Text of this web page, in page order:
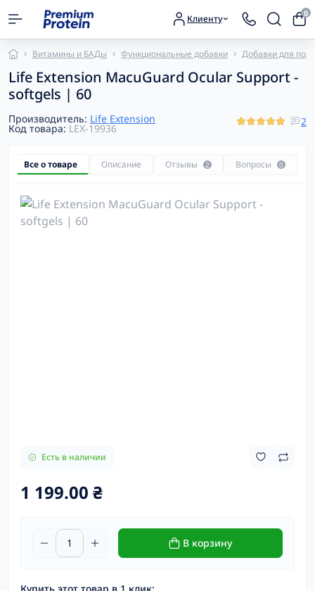
Клиенту 0
Витамины и БАДы Функциональные добавки Добавки для
Life Extension MacuGuard Ocular Support -
softgels | 60
Производитель: Life Extension
Код товара: LEX-19936
2
Все о товаре Описание Отзывы 2 Вопросы 0
Есть в наличии
1 199.00 ₴
В корзину